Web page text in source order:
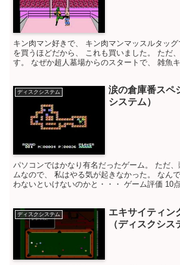
キン肉マン好きで、 キン肉マンマッスルタッ
を買うほどだから、 これも買いました。 ただ
す。 なぜか超人墓場からのスタートで、 雑魚
ディスクシステム
涙の倉庫番スペ
システム）
パソコンではかなり有名だったゲーム。 ただ
ムなので、 私はやる気が起きなかった。 なん
わないといけないのかと・・・ ゲーム評価 10
ディスクシステム
エキサイティン
（ディスクシス